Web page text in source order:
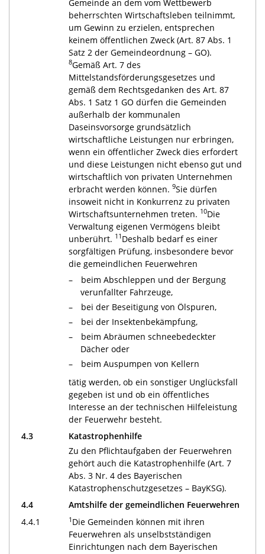
Gemeinde an dem vom Wettbewerb
beherrschten Wirtschaftsleben teilnimmt,
um Gewinn zu erzielen, entsprechen
keinem öffentlichen Zweck (Art. 87 Abs. 1
Satz 2 der Gemeindeordnung – GO).
8Gemäß Art. 7 des
Mittelstandsförderungsgesetzes und
gemäß dem Rechtsgedanken des Art. 87
Abs. 1 Satz 1 GO dürfen die Gemeinden
außerhalb der kommunalen
Daseinsvorsorge grundsätzlich
wirtschaftliche Leistungen nur erbringen,
wenn ein öffentlicher Zweck dies erfordert
und diese Leistungen nicht ebenso gut und
wirtschaftlich von privaten Unternehmen
erbracht werden können. 9Sie dürfen
insoweit nicht in Konkurrenz zu privaten
Wirtschaftsunternehmen treten. 10Die
Verwaltung eigenen Vermögens bleibt
unberührt. 11 Deshalb bedarf es einer
sorgfältigen Prüfung, insbesondere bevor
die gemeindlichen Feuerwehren
beim Abschleppen und der Bergung
verunfallter Fahrzeuge,
bei der Beseitigung von Ölspuren,
bei der Insektenbekämpfung,
beim Abräumen schneebedeckter
Dächer oder
beim Auspumpen von Kellern
tätig werden, ob ein sonstiger Unglücksfall
gegeben ist und ob ein öffentliches
Interesse an der technischen Hilfeleistung
der Feuerwehr besteht.
4.3
Katastrophenhilfe
Zu den Pflichtaufgaben der Feuerwehren
gehört auch die Katastrophenhilfe (Art. 7
Abs. 3 Nr. 4 des Bayerischen
Katastrophenschutzgesetzes – BayKSG).
4.4
Amtshilfe der gemeindlichen Feuerwehren
4.4.1
1 Die Gemeinden können mit ihren
Feuerwehren als unselbstständigen
Einrichtungen nach dem Bayerischen